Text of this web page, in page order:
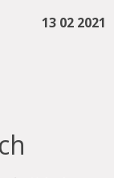
13 02 2021